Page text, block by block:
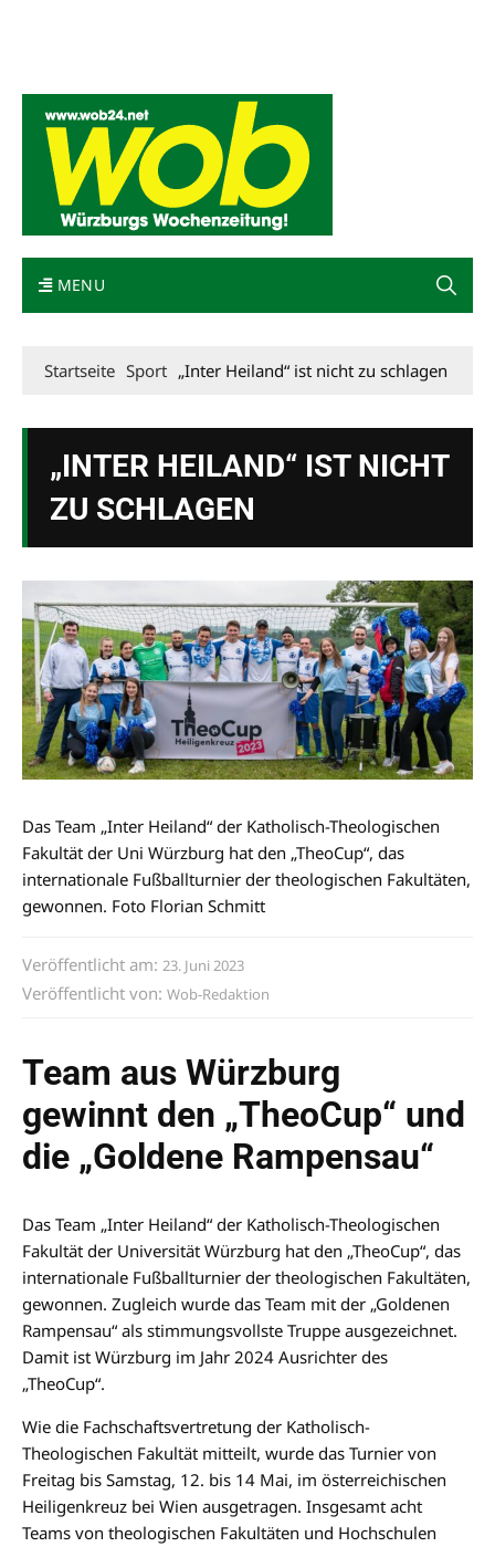
MENU
Startseite Sport „Inter Heiland“ ist nicht zu schlagen
„INTER HEILAND“ IST NICHT
ZU SCHLAGEN
Das Team „Inter Heiland“ der Katholisch-Theologischen
Fakultät der Uni Würzburg hat den „TheoCup“, das
internationale Fußballturnier der theologischen Fakultäten,
gewonnen. Foto Florian Schmitt
Veröffentlicht am: 23. Juni 2023
Veröffentlicht von: Wob-Redaktion
Team aus Würzburg
gewinnt den „TheoCup“ und
die „Goldene Rampensau“
Das Team „Inter Heiland“ der Katholisch-Theologischen
Fakultät der Universität Würzburg hat den „TheoCup“, das
internationale Fußballturnier der theologischen Fakultäten,
gewonnen. Zugleich wurde das Team mit der „Goldenen
Rampensau“ als stimmungsvollste Truppe ausgezeichnet.
Damit ist Würzburg im Jahr 2024 Ausrichter des
„TheoCup“.
Wie die Fachschaftsvertretung der Katholisch-
Theologischen Fakultät mitteilt, wurde das Turnier von
Freitag bis Samstag, 12. bis 14 Mai, im österreichischen
Heiligenkreuz bei Wien ausgetragen. Insgesamt acht
Teams von theologischen Fakultäten und Hochschulen